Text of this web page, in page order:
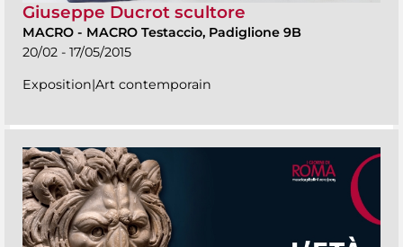
Giuseppe Ducrot scultore
MACRO - MACRO Testaccio, Padiglione 9B
20/02 - 17/05/2015
Exposition|Art contemporain